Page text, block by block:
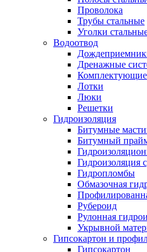
Проволока
Трубы стальные
Уголки
Водоотвод
Дренажные
Комплектующие
Лотки
Люки
Решетки
Гидроизоляция
Битумные
Битумный
Гидроизоляция
Гидропломбы
Обмазочная
Рубероид
Рулонная
Укрывной
Гипсокартон и
Гипсокартон